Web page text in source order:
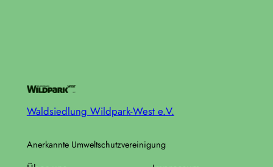
Waldsiedlung Wildpark-West e.V.
Anerkannte Umweltschutzvereinigung